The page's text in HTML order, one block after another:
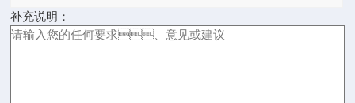
补充说明：